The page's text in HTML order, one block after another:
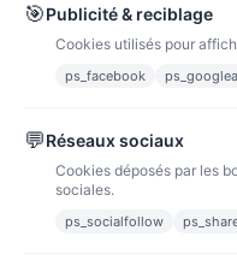
Paiements sécurisés
🎯Publicité & reciblage
Cookies utilisés pour
ps_facebook
💬Réseaux sociaux
Cookies déposés par les
sociales.
ps_socialfollow